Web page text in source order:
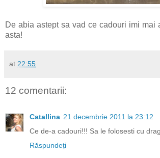
De abia astept sa vad ce cadouri imi mai
asta!
at 22:55
12 comentarii:
Catallina 21 decembrie 2011 la 23:12
Ce de-a cadouri!!! Sa le folosesti cu
Răspundeți